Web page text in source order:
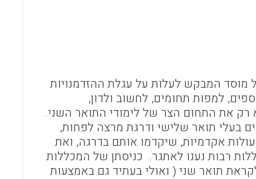
p
k
מוסד המבקש לעלות על עגלת ההזדמנויות
למפות תחומים, לחשוב ולדון,
רק את התחום הצר של לימודי התואר השני.
בעלי תואר שלישי ודרגת מרצה לפחות,
אקדמיות, שיקדמו אותם בדרגה, ואת
רבות נענו לאתגר. כניסתן של המכללות
תואר שני ( ואולי בעתיד גם באמצעות